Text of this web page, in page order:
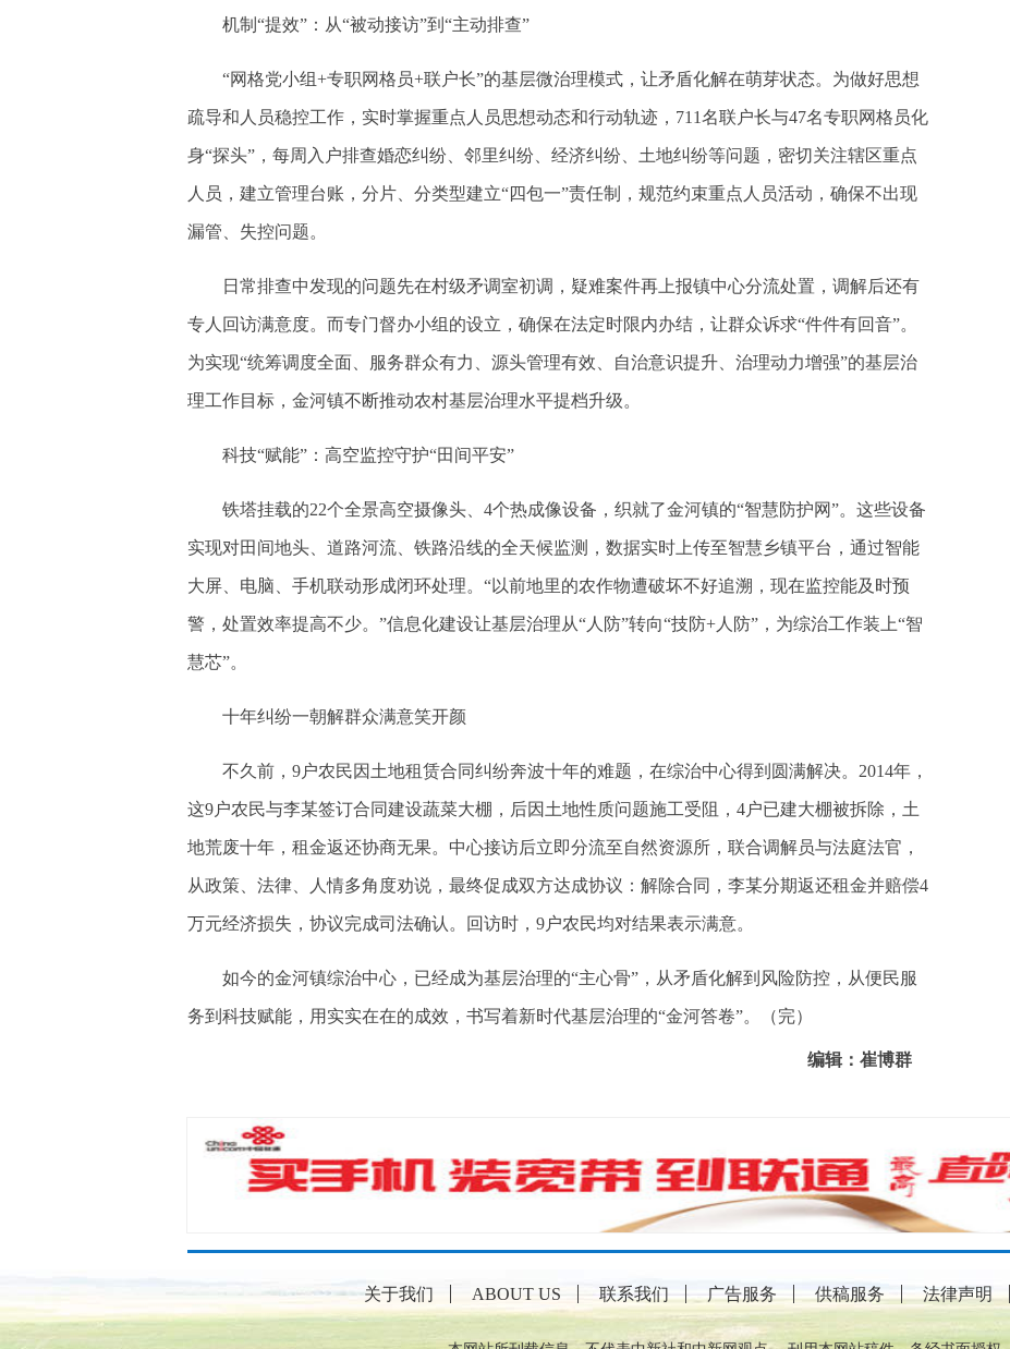
机制“提效”：从“被动接访”到“主动排查”
“网格党小组+专职网格员+联户长”的基层微治理模式，让矛盾化解在萌芽状态。为做好思想
疏导和人员稳控工作，实时掌握重点人员思想动态和行动轨迹，711名联户长与47名专职网格员化
身“探头”，每周入户排查婚恋纠纷、邻里纠纷、经济纠纷、土地纠纷等问题，密切关注辖区重点
人员，建立管理台账，分片、分类型建立“四包一”责任制，规范约束重点人员活动，确保不出现
漏管、失控问题。
日常排查中发现的问题先在村级矛调室初调，疑难案件再上报镇中心分流处置，调解后还有
专人回访满意度。而专门督办小组的设立，确保在法定时限内办结，让群众诉求“件件有回音”。
为实现“统筹调度全面、服务群众有力、源头管理有效、自治意识提升、治理动力增强”的基层治
理工作目标，金河镇不断推动农村基层治理水平提档升级。
科技“赋能”：高空监控守护“田间平安”
铁塔挂载的22个全景高空摄像头、4个热成像设备，织就了金河镇的“智慧防护网”。这些设备
实现对田间地头、道路河流、铁路沿线的全天候监测，数据实时上传至智慧乡镇平台，通过智能
大屏、电脑、手机联动形成闭环处理。“以前地里的农作物遭破坏不好追溯，现在监控能及时预
警，处置效率提高不少。”信息化建设让基层治理从“人防”转向“技防+人防”，为综治工作装上“智
慧芯”。
十年纠纷一朝解群众满意笑开颜
不久前，9户农民因土地租赁合同纠纷奔波十年的难题，在综治中心得到圆满解决。2014年，
这9户农民与李某签订合同建设蔬菜大棚，后因土地性质问题施工受阻，4户已建大棚被拆除，土
地荒废十年，租金返还协商无果。中心接访后立即分流至自然资源所，联合调解员与法庭法官，
从政策、法律、人情多角度劝说，最终促成双方达成协议：解除合同，李某分期返还租金并赔偿4
万元经济损失，协议完成司法确认。回访时，9户农民均对结果表示满意。
如今的金河镇综治中心，已经成为基层治理的“主心骨”，从矛盾化解到风险防控，从便民服
务到科技赋能，用实实在在的成效，书写着新时代基层治理的“金河答卷”。（完）
编辑：崔博群
关于我们 ABOUT US 联系我们 广告服务 供稿服务 法律声明